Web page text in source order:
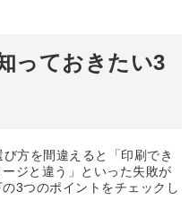
っておきたい3
方を間違えると
「印刷でき
ジと違う」
といった失敗が
3つのポイントをチェックし